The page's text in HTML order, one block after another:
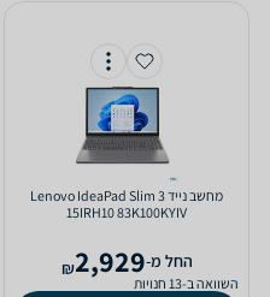
מחשב נייד Lenovo IdeaPad Slim 3
15IRH10 83K100KYIV
‫החל מ-2,929
₪
השוואה ב-13 חנויות